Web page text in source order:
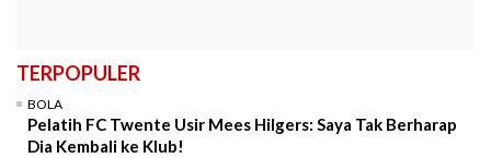
TERPOPULER
BOLA
Pelatih FC Twente Usir Mees Hilgers: Saya Tak Berharap
Dia Kembali ke Klub!